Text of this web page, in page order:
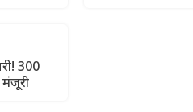
300